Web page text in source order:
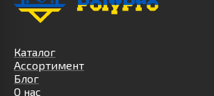
Каталог
Ассортимент
Блог
О нас